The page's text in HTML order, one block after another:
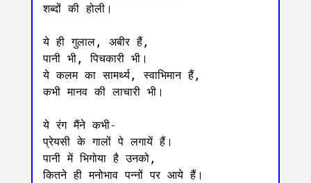
शब्दों की होली।
ये ही गुलाल, अबीर हैं,
पानी भी, पिचकारी भी।
ये कलम का सामर्थ्य, स्वाभिमान हैं,
कभी मानव की लाचारी भी।
ये रंग मैंने कभी-
प्रेयसी के गालों पे लगायें हैं।
पानी में भिगोया है उनको,
कितने ही मनोभाव पन्नों पर आये हैं।